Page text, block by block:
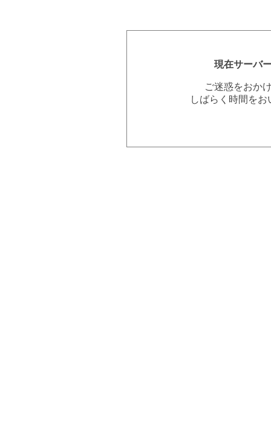
現在サーバ
ご迷惑をおか
しばらく時間を